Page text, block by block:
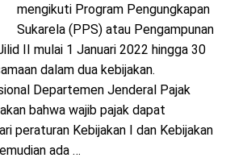
mengikuti Program Pengungkapan
Sukarela (PPS) atau Pengampunan
II mulai 1 Januari 2022 hingga 30
dalam dua kebijakan.
Departemen Jenderal Pajak
bahwa wajib pajak dapat
peraturan Kebijakan I dan Kebijakan
ada …